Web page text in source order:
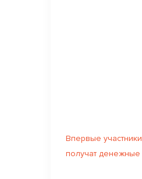
Впервые
получат